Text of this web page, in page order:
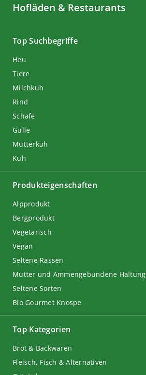
Hofläden & Restaurants
Top Suchbegriffe
Heu
Tiere
Milchkuh
Rind
Schafe
Gülle
Mutterkuh
Kuh
Top Kategorien
Brot & Backwaren
Fleisch, Fisch & Alternativen
Produkteigenschaften
Alpprodukt
Bergprodukt
Vegetarisch
Vegan
Seltene Rassen
Mutter und Ammengebundene Haltung
Seltene Sorten
Bio Gourmet Knospe